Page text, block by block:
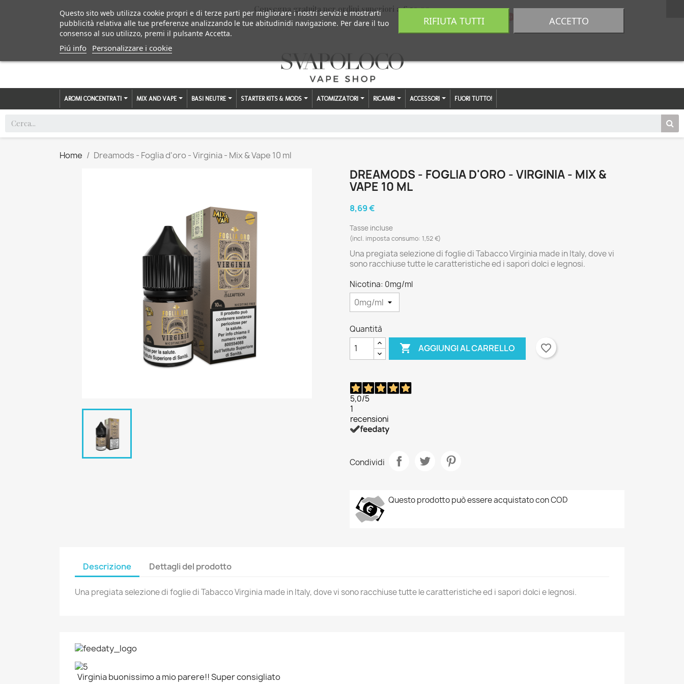
Consegna gratuita per ordini superiori a € 59,00
0,00 €
AROMI CONCENTRATI MIX AND VAPE BASI NEUTRE STARTER KITS & MODS ATOMIZZATORI RICAMBI ACCESSORI FUORI TUTTO!
Home Dreamods - Foglia d'oro - Virginia - Mix & Vape 10 ml
DREAMODS - FOGLIA D'ORO - VIRGINIA - MIX &
VAPE 10 ML
8,69 €
Tasse incluse
(incl. imposta consumo: 1,52 €)
Una pregiata selezione di foglie di Tabacco Virginia made in Italy, dove vi
sono racchiuse tutte le caratteristiche ed i sapori dolci e legnosi.
Nicotina: 0mg/ml
Quantità
 AGGIUNGI AL CARRELLO favorite_border
5,0/5
1
recensioni
Condividi
Questo prodotto può essere acquistato con COD
Descrizione Dettagli del prodotto
Una pregiata selezione di foglie di Tabacco Virginia made in Italy, dove vi sono racchiuse tutte le caratteristiche ed i sapori dolci e legnosi.
Virginia buonissimo a mio parere!! Super consigliato
Questo sito web utilizza cookie propri e di terze parti per migliorare i nostri servizi e mostrarti
pubblicità relativa alle tue preferenze analizzando le tue abitudinidi navigazione. Per dare il tuo
consenso al suo utilizzo, premi il pulsante Accetta.
Piú info Personalizzare i cookie
RIFIUTA TUTTI ACCETTO